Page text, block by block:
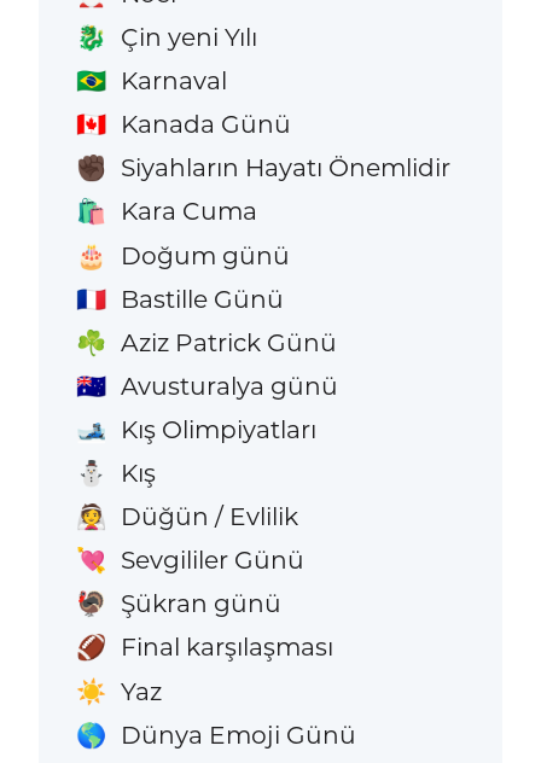
🐉 Çin yeni Yılı
🇧🇷 Karnaval
🇨🇦 Kanada Günü
✊🏿 Siyahların Hayatı Önemlidir
🛍️ Kara Cuma
🎂 Doğum günü
🇫🇷 Bastille Günü
☘️ Aziz Patrick Günü
🇦🇺 Avusturalya günü
🎿 Kış Olimpiyatları
⛄ Kış
👰 Düğün / Evlilik
💘 Sevgililer Günü
🦃 Şükran günü
🏈 Final karşılaşması
☀️ Yaz
🌎 Dünya Emoji Günü